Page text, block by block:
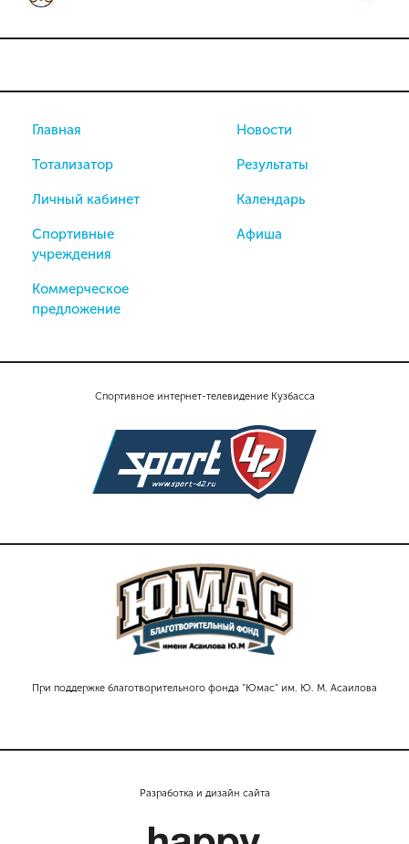
Спортивное интернет-телевидение Кузбасса
При поддержке благотворительного фонда "Юмас" им. Ю. М. Асаилова
Главная
Тотализатор
Личный кабинет
Спортивные
учреждения
Коммерческое
предложение
Новости
Результаты
Календарь
Афиша
Разработка и дизайн сайта